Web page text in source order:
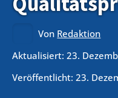
Von Redaktion
Aktualisiert: 23.
Veröffentlicht: 23.